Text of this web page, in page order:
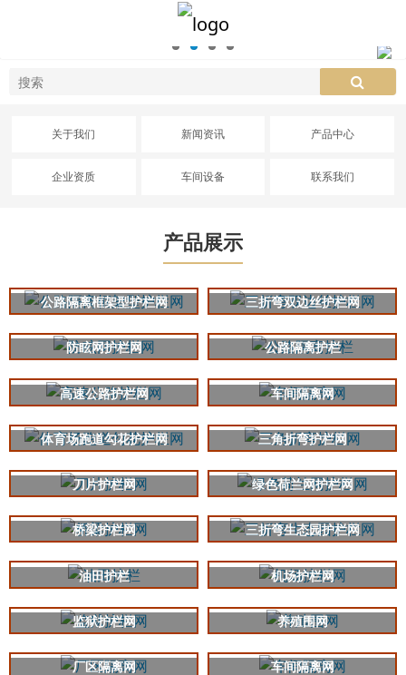
关于我们 新闻资讯 产品中心
企业资质 车间设备 联系我们
产品展示
公路隔离框架型护栏网 三折弯双边丝护栏网
防眩网护栏网 公路隔离护栏
高速公路护栏网 车间隔离网
体育场跑道勾花护栏网 三角折弯护栏网
刀片护栏网 绿色荷兰网护栏网
桥梁护栏网 三折弯生态园护栏网
油田护栏 机场护栏网
监狱护栏网 养殖围网
厂区隔离网 车间隔离网